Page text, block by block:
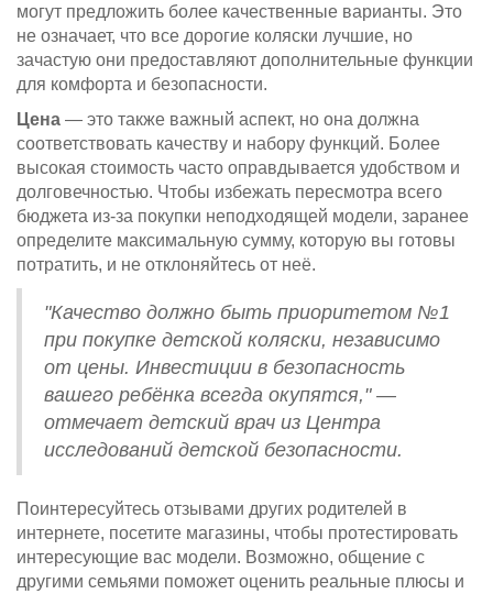
могут предложить более качественные варианты. Это
не означает, что все дорогие коляски лучшие, но
зачастую они предоставляют дополнительные функции
для комфорта и безопасности.
Цена — это также важный аспект, но она должна
соответствовать качеству и набору функций. Более
высокая стоимость часто оправдывается удобством и
долговечностью. Чтобы избежать пересмотра всего
бюджета из-за покупки неподходящей модели, заранее
определите максимальную сумму, которую вы готовы
потратить, и не отклоняйтесь от неё.
"Качество должно быть приоритетом №1
при покупке детской коляски, независимо
от цены. Инвестиции в безопасность
вашего ребёнка всегда окупятся," —
отмечает детский врач из Центра
исследований детской безопасности.
Поинтересуйтесь отзывами других родителей в
интернете, посетите магазины, чтобы протестировать
интересующие вас модели. Возможно, общение с
другими семьями поможет оценить реальные плюсы и